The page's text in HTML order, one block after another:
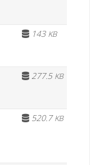
143 KB
277.5 KB
520.7KB